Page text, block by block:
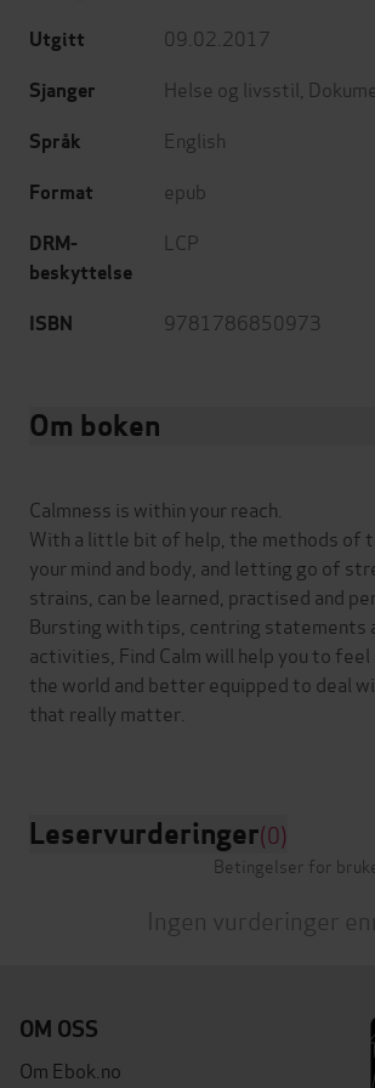
Utgitt 09.02.2017
Sjanger Helse og livsstil
Språk English
Format epub
DRM-
beskyttelse
LCP
ISBN 9781786850973
Om boken
Calmness is within your reach.
With a little bit of help, the methods of
your mind and body, and letting go of
strains, can be learned, practised and
Bursting with tips, centring statements
activities, Find Calm will help you to feel
the world and better equipped to deal
that really matter.
Leservurderinger(0)
Betingelser for
Ingen vurderinger
OM OSS
Om Ebok.no